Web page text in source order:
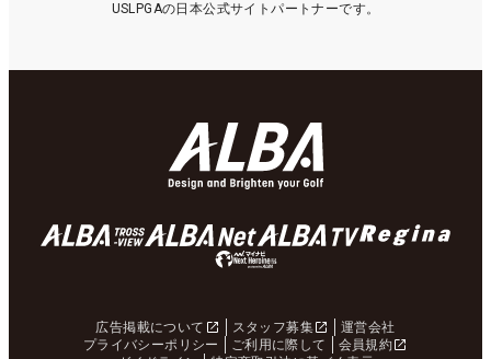
USLPGAの日本公式サイトパートナーです。
広告掲載について スタッフ募集
運営会社
プライバシーポリシー
ご利用に際して
会員規約